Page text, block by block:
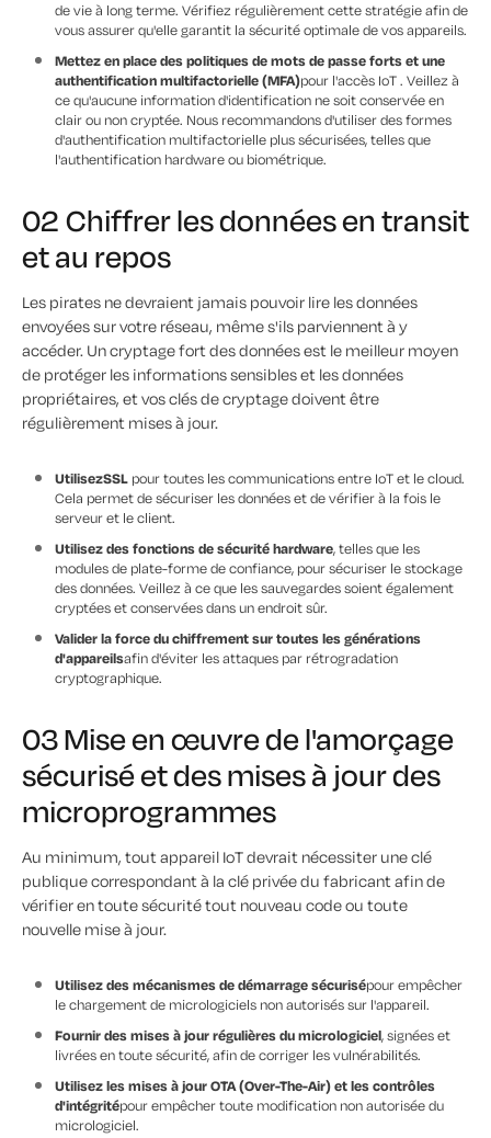
de vie à long terme. Vérifiez régulièrement cette stratégie afin de
vous assurer qu'elle garantit la sécurité optimale de vos appareils.
Mettez en place des politiques de mots de passe forts et une
authentification multifactorielle (MFA)pour l'accès IoT . Veillez à
ce qu'aucune information d'identification ne soit conservée en
clair ou non cryptée. Nous recommandons d'utiliser des formes
d'authentification multifactorielle plus sécurisées, telles que
l'authentification hardware ou biométrique.
02 Chiffrer les données en transit
et au repos
Les pirates ne devraient jamais pouvoir lire les données
envoyées sur votre réseau, même s'ils parviennent à y
accéder. Un cryptage fort des données est le meilleur moyen
de protéger les informations sensibles et les données
propriétaires, et vos clés de cryptage doivent être
régulièrement mises à jour.
UtilisezSSL pour toutes les communications entre IoT et le cloud.
Cela permet de sécuriser les données et de vérifier à la fois le
serveur et le client.
Utilisez des fonctions de sécurité hardware, telles que les
modules de plate-forme de confiance, pour sécuriser le stockage
des données. Veillez à ce que les sauvegardes soient également
cryptées et conservées dans un endroit sûr.
Valider la force du chiffrement sur toutes les générations
d'appareilsafin d'éviter les attaques par rétrogradation
cryptographique.
03 Mise en œuvre de l'amorçage
sécurisé et des mises à jour des
microprogrammes
Au minimum, tout appareil IoT devrait nécessiter une clé
publique correspondant à la clé privée du fabricant afin de
vérifier en toute sécurité tout nouveau code ou toute
nouvelle mise à jour.
Utilisez des mécanismes de démarrage sécurisépour empêcher
le chargement de micrologiciels non autorisés sur l'appareil.
Fournir des mises à jour régulières du micrologiciel, signées et
livrées en toute sécurité, afin de corriger les vulnérabilités.
Utilisez les mises à jour OTA (Over-The-Air) et les contrôles
d'intégritépour empêcher toute modification non autorisée du
micrologiciel.